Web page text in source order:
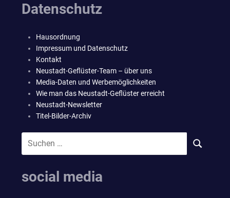
Datenschutz
Hausordnung
Impressum und Datenschutz
Kontakt
Neustadt-Geflüster-Team – über uns
Media-Daten und Werbemöglichkeiten
Wie man das Neustadt-Geflüster erreicht
Neustadt-Newsletter
Titel-Bilder-Archiv
Suchen
SUCHEN
social media